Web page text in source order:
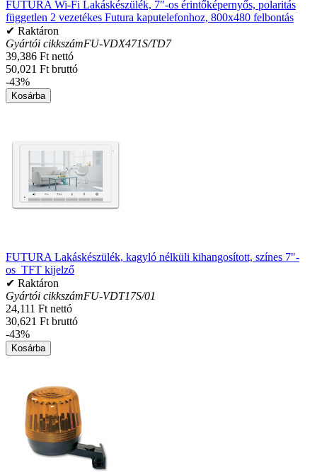
FUTURA Wi-Fi Lakáskészülék, 7"-os érintőképernyős, polaritás
független 2 vezetékes Futura kaputelefonhoz, 800x480 felbontás
✔ Raktáron
Gyártói cikkszámFU-VDX471S/TD7
39,386 Ft nettó
50,021 Ft bruttó
-43%
Kosárba
FUTURA Lakáskészülék, kagyló nélküli kihangosított, színes 7"-
os TFT kijelző
✔ Raktáron
Gyártói cikkszámFU-VDT17S/01
24,111 Ft nettó
30,621 Ft bruttó
-43%
Kosárba